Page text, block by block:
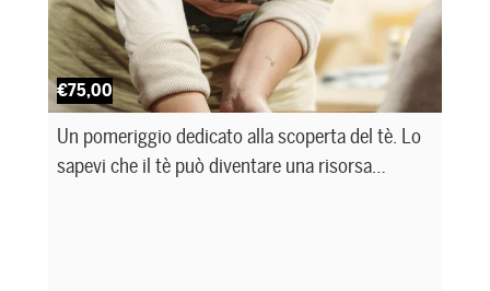
€75,00
Un pomeriggio dedicato alla scoperta del tè. Lo
sapevi che il tè può diventare una risorsa